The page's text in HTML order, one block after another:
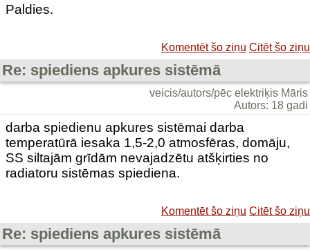
Paldies.
Komentēt šo ziņu Citēt šo ziņu
Re: spiediens apkures sistēmā
veicis/autors/pēc elektriķis Māris
Autors: 18 gadi
darba spiedienu apkures sistēmai darba
temperatūrā iesaka 1,5-2,0 atmosfēras, domāju,
SS siltajām grīdām nevajadzētu atšķirties no
radiatoru sistēmas spiediena.
Komentēt šo ziņu Citēt šo ziņu
Re: spiediens apkures sistēmā